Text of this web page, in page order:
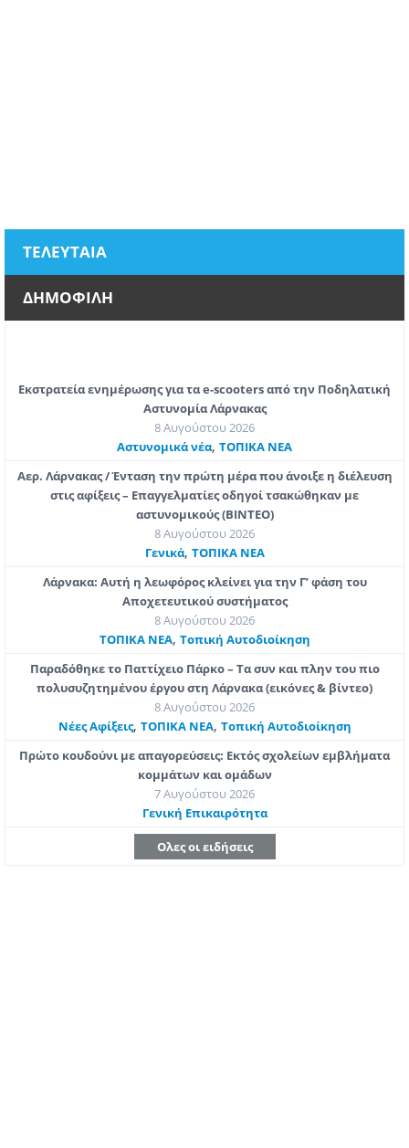
ΤΕΛΕΥΤΑΙΑ
ΔΗΜΟΦΙΛΗ
Εκστρατεία ενημέρωσης για τα e-scooters από την Ποδηλατική
Αστυνομία Λάρνακας
8 Αυγούστου 2026
Aστυνομικά νέα, ΤΟΠΙΚΑ ΝΕΑ
Αερ. Λάρνακας / Ένταση την πρώτη μέρα που άνοιξε η διέλευση
στις αφίξεις – Επαγγελματίες οδηγοί τσακώθηκαν με
αστυνομικούς (ΒΙΝΤΕΟ)
8 Αυγούστου 2026
Γενικά, ΤΟΠΙΚΑ ΝΕΑ
Λάρνακα: Αυτή η λεωφόρος κλείνει για την Γ’ φάση του
Αποχετευτικού συστήματος
8 Αυγούστου 2026
ΤΟΠΙΚΑ ΝΕΑ, Τοπική Αυτοδιοίκηση
Παραδόθηκε το Παττίχειο Πάρκο – Τα συν και πλην του πιο
πολυσυζητημένου έργου στη Λάρνακα (εικόνες & βίντεο)
8 Αυγούστου 2026
Νέες Αφίξεις, ΤΟΠΙΚΑ ΝΕΑ, Τοπική Αυτοδιοίκηση
Πρώτο κουδούνι με απαγορεύσεις: Εκτός σχολείων εμβλήματα
κομμάτων και ομάδων
7 Αυγούστου 2026
Γενική Επικαιρότητα
Ολες οι ειδήσεις